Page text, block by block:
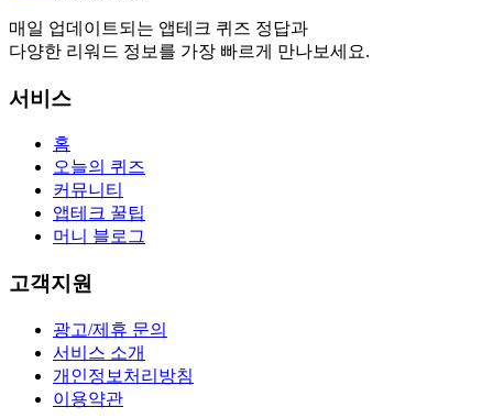
매일 업데이트되는 앱테크 퀴즈 정답과
다양한 리워드 정보를 가장 빠르게 만나보세요.
서비스
홈
오늘의 퀴즈
커뮤니티
앱테크 꿀팁
머니 블로그
고객지원
광고/제휴 문의
서비스 소개
개인정보처리방침
이용약관